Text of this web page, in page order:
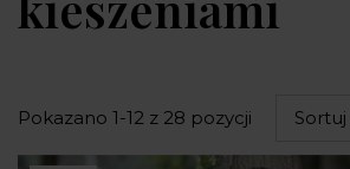
Pokazano 1-12 z 28 pozycji Sortuj